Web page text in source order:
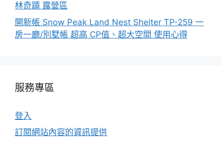
林奇蹟 露營區
開新帳 Snow Peak Land Nest Shelter TP-259 一
房一廳/別墅帳 超高 CP值、超大空間 使用心得
服務專區
登入
訂閱網站內容的資訊提供